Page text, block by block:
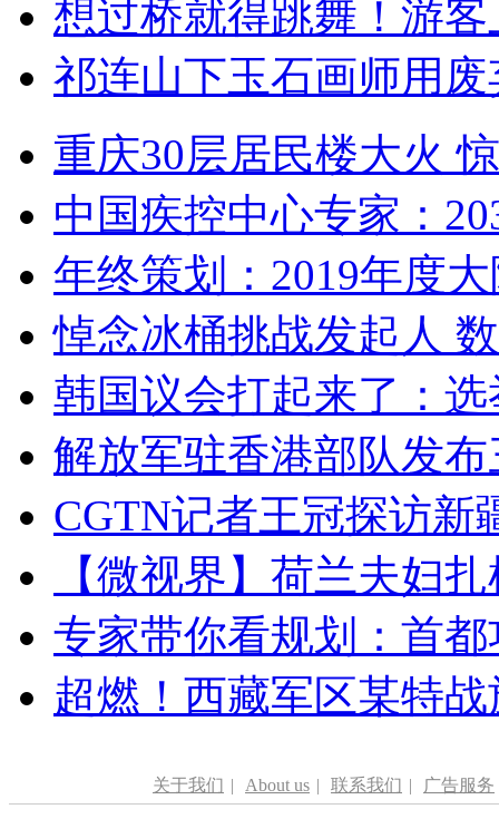
想过桥就得跳舞！游客
祁连山下玉石画师用
重庆30层居民楼大火
中国疾控中心专家：
年终策划：2019年度
悼念冰桶挑战发起人
韩国议会打起来了：
解放军驻香港部队发
CGTN记者王冠探访新
【微视界】荷兰夫妇
专家带你看规划：首
超燃！西藏军区某特
关于我们 | About us | 联系我们 | 广告服务